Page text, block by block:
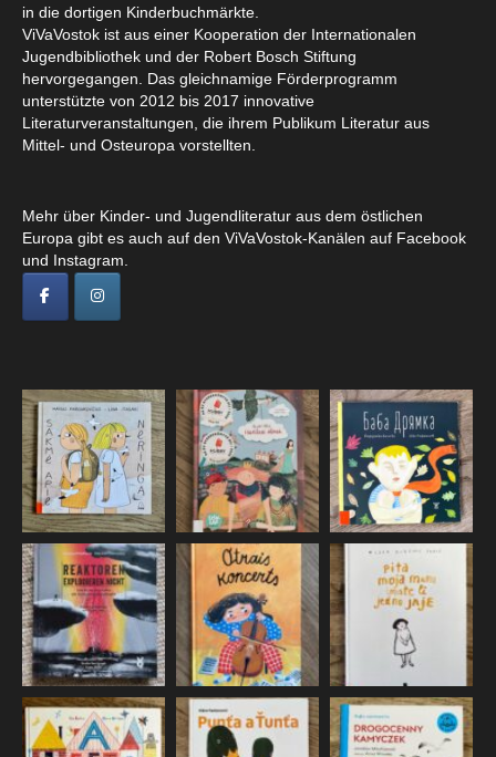
in die dortigen Kinderbuchmärkte.
ViVaVostok ist aus einer Kooperation der Internationalen
Jugendbibliothek und der Robert Bosch Stiftung
hervorgegangen. Das gleichnamige Förderprogramm
unterstützte von 2012 bis 2017 innovative
Literaturveranstaltungen, die ihrem Publikum Literatur aus
Mittel- und Osteuropa vorstellten.
Mehr über Kinder- und Jugendliteratur aus dem östlichen
Europa gibt es auch auf den ViVaVostok-Kanälen auf Facebook
und Instagram.